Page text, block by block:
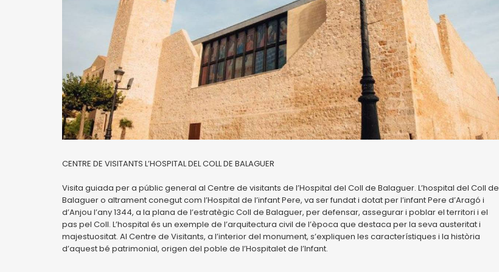
CENTRE DE VISITANTS L’HOSPITAL DEL COLL DE BALAGUER
Visita guiada per a públic general al Centre de visitants de l’Hospital del Coll de Balaguer. L’hospital del Coll de
Balaguer o altrament conegut com l’Hospital de l’infant Pere, va ser fundat i dotat per l’infant Pere d’Aragó i
d’Anjou l’any 1344, a la plana de l’estratègic Coll de Balaguer, per defensar, assegurar i poblar el territori i el
pas pel Coll. L’hospital és un exemple de l’arquitectura civil de l’època que destaca per la seva austeritat i
majestuositat. Al Centre de Visitants, a l’interior del monument, s’expliquen les característiques i la història
d’aquest bé patrimonial, origen del poble de l’Hospitalet de l’Infant.